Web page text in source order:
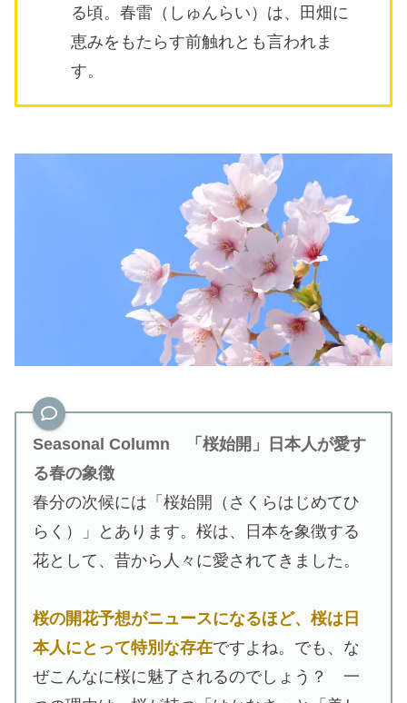
る頃。春雷（しゅんらい）は、田畑に
恵みをもたらす前触れとも言われま
す。
Seasonal Column
「桜始開」日本人が愛す
る春の象徴
春分の次候には「桜始開（さくらはじめてひ
らく）」とあります。桜は、日本を象徴する
花として、昔から人々に愛されてきました。
桜の開花予想がニュースになるほど、桜は日
本人にとって特別な存在ですよね。でも、な
ぜこんなに桜に魅了されるのでしょう？ 一